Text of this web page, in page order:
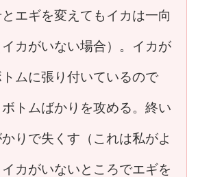
エギを変えてもイカは一向
カがいない場合）。イカが
ムに張り付いているので
トムばかりを攻める。終い
りで失くす（これは私がよ
カがいないところでエギを